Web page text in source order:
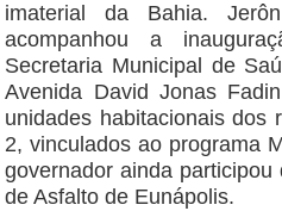
imaterial da Bahia.
acompanhou a
Secretaria Municipal de
Avenida David Jonas
unidades habitacionais dos
2, vinculados ao programa
governador ainda
de Asfalto de Eunápolis.